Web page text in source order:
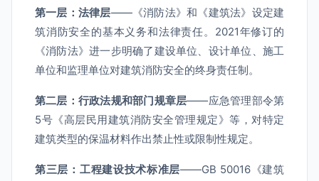
第一层：法律层——《消防法》和《建筑法》设定建
筑消防安全的基本义务和法律责任。2021年修订的
《消防法》进一步明确了建设单位、设计单位、施工
单位和监理单位对建筑消防安全的终身责任制。
第二层：行政法规和部门规章层——应急管理部令第
5号《高层民用建筑消防安全管理规定》等，对特定
建筑类型的保温材料作出禁止性或限制性规定。
第三层：工程建设技术标准层——GB 50016《建筑